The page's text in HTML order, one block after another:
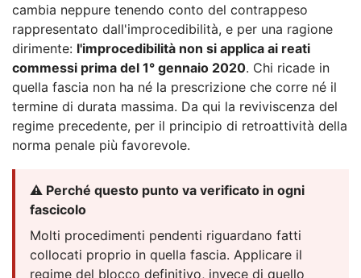
cambia neppure tenendo conto del contrappeso
rappresentato dall'improcedibilità, e per una ragione
dirimente: l'improcedibilità non si applica ai reati
commessi prima del 1° gennaio 2020. Chi ricade in
quella fascia non ha né la prescrizione che corre né il
termine di durata massima. Da qui la reviviscenza del
regime precedente, per il principio di retroattività della
norma penale più favorevole.
⚠️ Perché questo punto va verificato in ogni
fascicolo
Molti procedimenti pendenti riguardano fatti
collocati proprio in quella fascia. Applicare il
regime del blocco definitivo, invece di quello